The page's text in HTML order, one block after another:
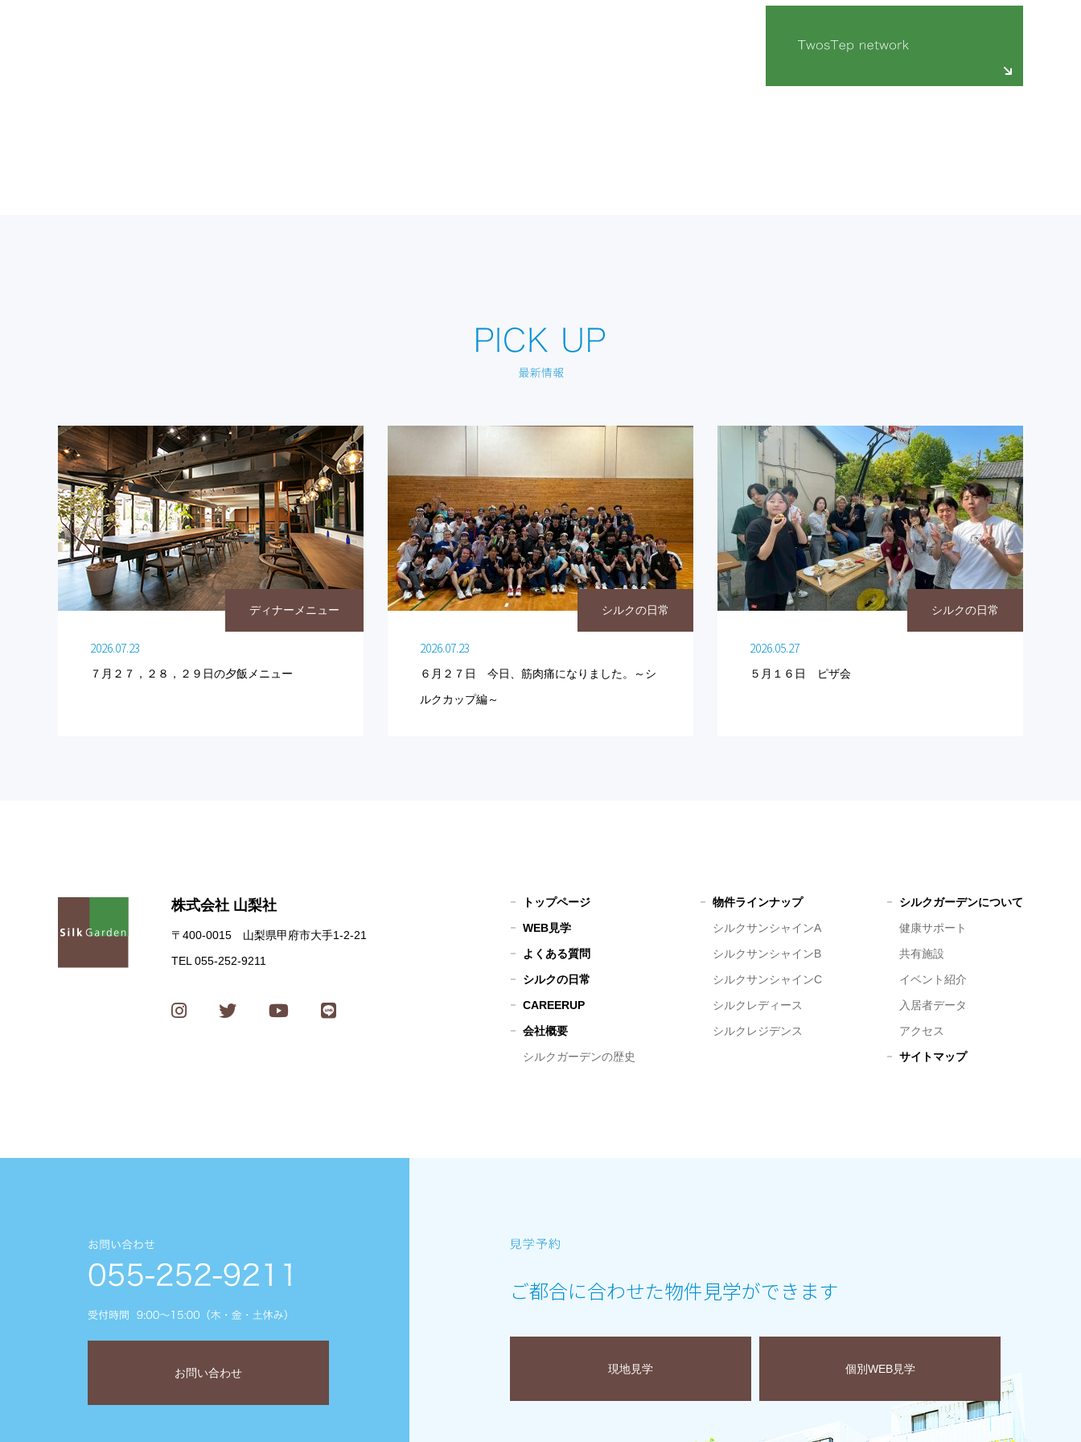
ディナーメニュー
2026.07.23
７月２７，２８，２９日の夕飯メニュー
シルクの日常
2026.07.23
６月２７日 今日、筋肉痛になりました。～シ
ルクカップ編～
シルクの日常
2026.05.27
５月１６日 ピザ会
株式会社 山梨社
〒400-0015 山梨県甲府市大手1-2-21
TEL 055-252-9211
トップページ
WEB見学
よくある質問
シルクの日常
CAREERUP
会社概要
シルクガーデンの歴史
物件ラインナップ
シルクサンシャインA
シルクサンシャインB
シルクサンシャインC
シルクレディース
シルクレジデンス
シルクガーデンについて
健康サポート
共有施設
イベント紹介
入居者データ
アクセス
サイトマップ
お問い合わせ
ご都合に合わせた物件見学ができます
現地見学 個別WEB見学